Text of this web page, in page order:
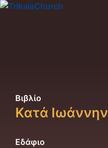
Μετάβαση
Βιβλίο
Κατά Ιωάννην
Εδάφιο